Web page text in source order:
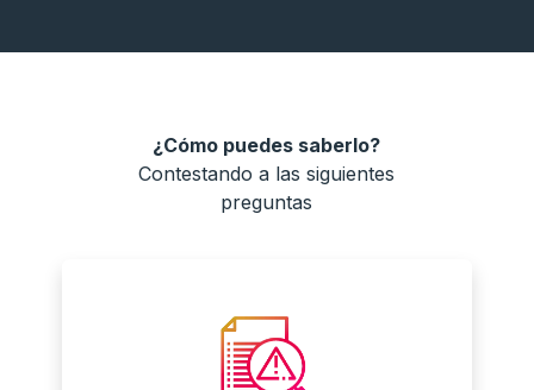
¿Cómo puedes saberlo?
Contestando a las siguientes
preguntas